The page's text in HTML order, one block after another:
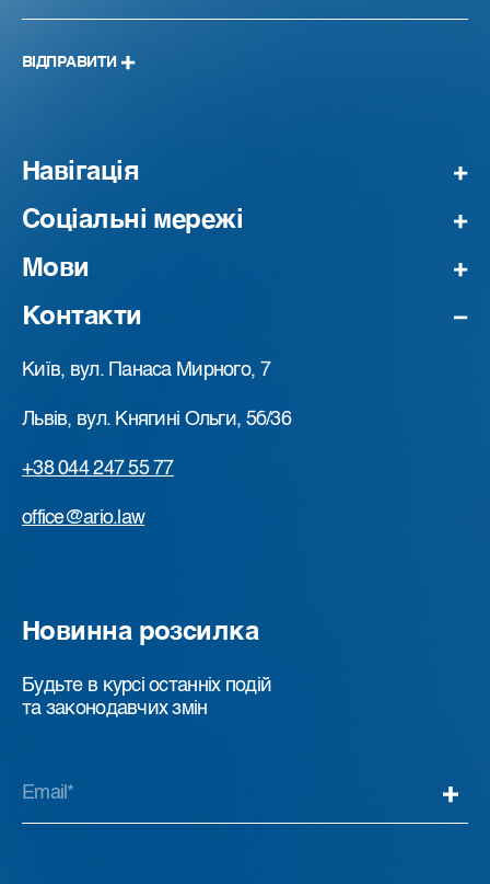
ВІДПРАВИТИ
Навігація
Соціальні мережі
Мови
Контакти
Київ, вул. Панаса Мирного, 7
Львів, вул. Княгині Ольги, 5б/36
+38 044 247 55 77
office@ario.law
Новинна розсилка
Будьте в курсі останніх подій
та законодавчих змін